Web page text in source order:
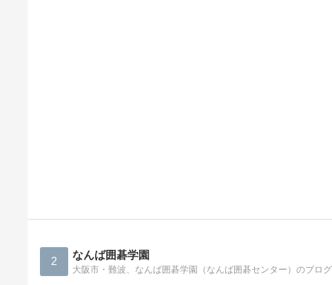
2 なんば囲碁学園